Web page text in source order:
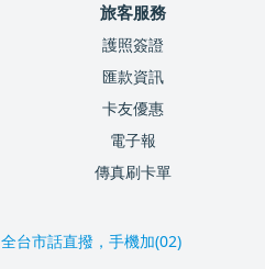
旅客服務
護照簽證
匯款資訊
卡友優惠
電子報
傳真刷卡單
全台市話直撥，手機加(02)